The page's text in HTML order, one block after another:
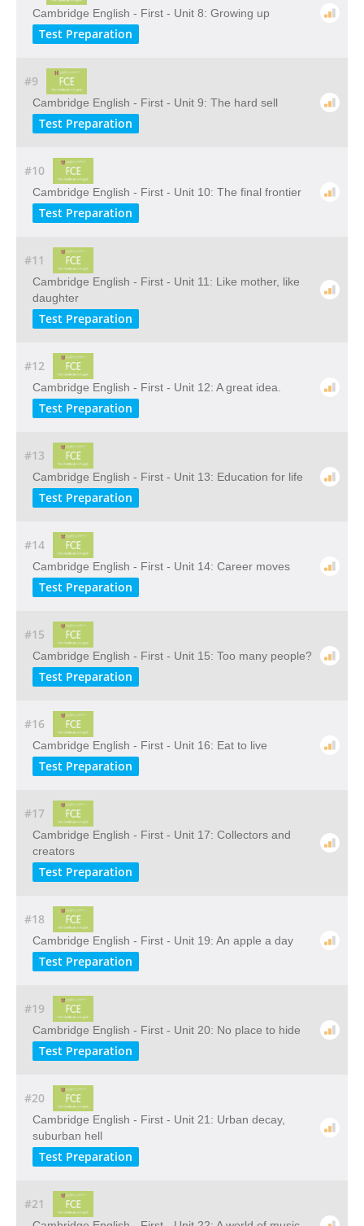
Cambridge English - First - Unit 8: Growing up
Test Preparation
#9
Cambridge English - First - Unit 9: The hard sell
Test Preparation
#10
Cambridge English - First - Unit 10: The final frontier
Test Preparation
#11
Cambridge English - First - Unit 11: Like mother, like
daughter
Test Preparation
#12
Cambridge English - First - Unit 12: A great idea.
Test Preparation
#13
Cambridge English - First - Unit 13: Education for life
Test Preparation
#14
Cambridge English - First - Unit 14: Career moves
Test Preparation
#15
Cambridge English - First - Unit 15: Too many people?
Test Preparation
#16
Cambridge English - First - Unit 16: Eat to live
Test Preparation
#17
Cambridge English - First - Unit 17: Collectors and
creators
Test Preparation
#18
Cambridge English - First - Unit 19: An apple a day
Test Preparation
#19
Cambridge English - First - Unit 20: No place to hide
Test Preparation
#20
Cambridge English - First - Unit 21: Urban decay,
suburban hell
Test Preparation
#21